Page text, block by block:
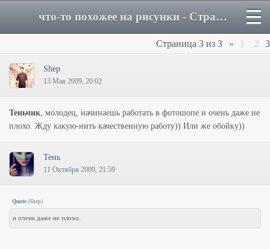
что-то похожее на рисунки - Страница 3 - Форум
Страница 3 из 3 « 1 2 3
Shep
13 Мая 2009, 20:02
Теньчик, молодец, начинаешь работать в фотошопе и очень даже не
плохо. Жду какую-нить качественную работу)) Или же обойку))
Тень
11 Октября 2009, 21:59
Quote (Shep)
и очень даже не плохо.